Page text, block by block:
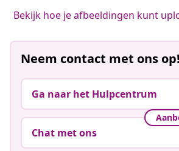
Bekijk hoe je afbeeldingen kunt
Neem contact met ons op!
Ga naar het Hulpcentrum
Chat met ons